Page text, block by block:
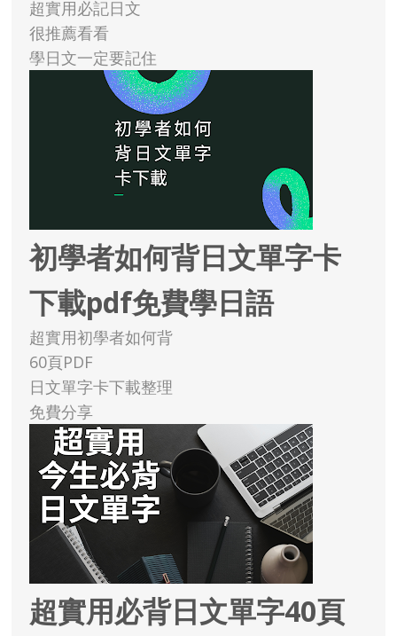
超實用必記日文
很推薦看看
學日文一定要記住
初學者如何背日文單字卡
下載pdf免費學日語
超實用初學者如何背
60頁PDF
日文單字卡下載整理
免費分享
超實用必背日文單字40頁